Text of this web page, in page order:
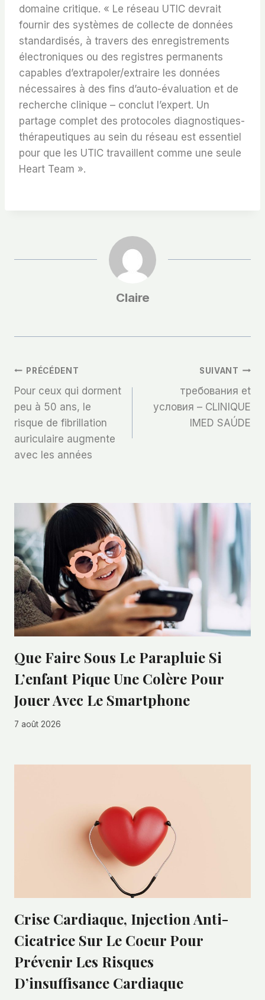
domaine critique. « Le réseau UTIC devrait
fournir des systèmes de collecte de données
standardisés, à travers des enregistrements
électroniques ou des registres permanents
capables d’extrapoler/extraire les données
nécessaires à des fins d’auto-évaluation et de
recherche clinique – conclut l’expert. Un
partage complet des protocoles diagnostiques-
thérapeutiques au sein du réseau est essentiel
pour que les UTIC travaillent comme une seule
Heart Team ».
Claire
Navigation
De
L’article
PRÉCÉDENT
Pour ceux qui dorment
peu à 50 ans, le
risque de fibrillation
auriculaire augmente
avec les années
SUIVANT
требования et
условия – CLINIQUE
IMED SAÚDE
Que Faire Sous Le Parapluie Si
L’enfant Pique Une Colère Pour
Jouer Avec Le Smartphone
7 août 2026
Crise Cardiaque, Injection Anti-
Cicatrice Sur Le Coeur Pour
Prévenir Les Risques
D’insuffisance Cardiaque